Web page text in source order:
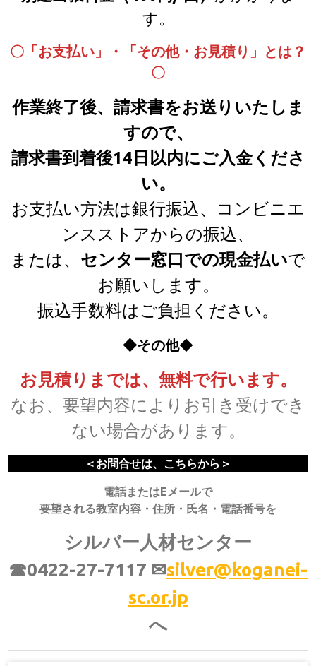
す。
〇「お支払い」・「その他・お見積り」とは？
〇
作業終了後、請求書をお送りいたしま
すので、
請求書到着後14日以内にご入金くださ
い。
お支払い方法は銀行振込、コンビニエ
ンスストアからの振込、
または、 センター窓口での現金払いで
お願いします。
振込手数料はご負担ください。
◆その他◆
お見積りまでは、無料で行います。
なお、要望内容によりお引き受けでき
ない場合があります。
＜お問合せは、こちらから＞
電話またはEメールで
要望される教室内容・住所・氏名・電話番号を
シルバー人材センター
☎0422-27-7117 ✉silver@koganei-
sc.or.jp
へ